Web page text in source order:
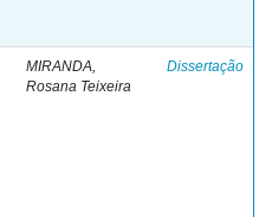
MIRANDA,
Rosana Teixeira
Dissertação